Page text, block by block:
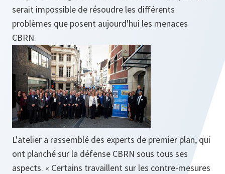
serait impossible de résoudre les différents
problèmes que posent aujourd'hui les menaces
CBRN.
L'atelier a rassemblé des experts de premier plan, qui
ont planché sur la défense CBRN sous tous ses
aspects. « Certains travaillent sur les contre-mesures